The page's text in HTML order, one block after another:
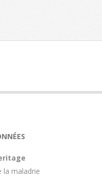
05-
la maladrie